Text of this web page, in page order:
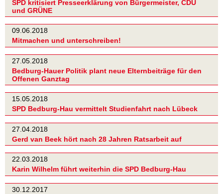
SPD kritisiert Presseerklärung von Bürgermeister, CDU
und GRÜNE
09.06.2018
Mitmachen und unterschreiben!
27.05.2018
Bedburg-Hauer Politik plant neue Elternbeiträge für den
Offenen Ganztag
15.05.2018
SPD Bedburg-Hau vermittelt Studienfahrt nach Lübeck
27.04.2018
Gerd van Beek hört nach 28 Jahren Ratsarbeit auf
22.03.2018
Karin Wilhelm führt weiterhin die SPD Bedburg-Hau
30.12.2017